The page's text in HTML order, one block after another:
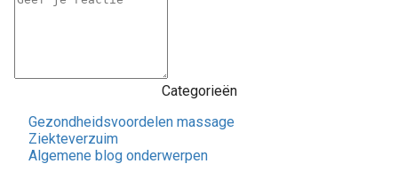
Categorieën
Gezondheidsvoordelen massage
Ziekteverzuim
Algemene blog onderwerpen